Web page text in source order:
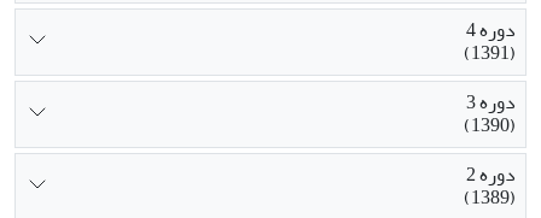
دوره 4
(1391)
دوره 3
(1390)
دوره 2
(1389)